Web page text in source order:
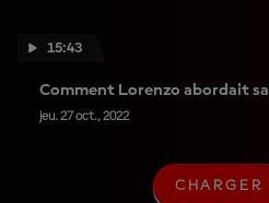
15:43
Comment Lorenzo abordait
jeu. 27 oct., 2022
C
CHARGER